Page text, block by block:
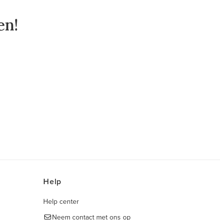
Help
Help center
Neem contact met ons op